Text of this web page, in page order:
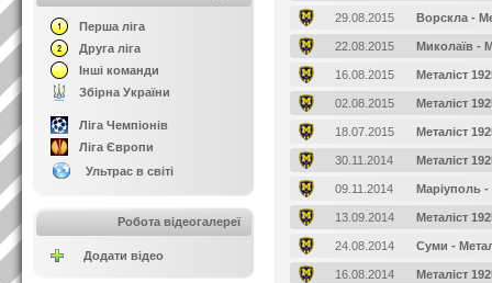
Перша ліга
Друга ліга
Інші команди
Збірна України
Ліга Чемпіонів
Ліга Європи
Ультрас в світі
Робота відеогалереї
Додати відео
29.08.2015 Ворскла -
22.08.2015 Миколаїв -
16.08.2015 Металіст
02.08.2015 Металіст
18.07.2015 Металіст
30.11.2014 Металіст
09.11.2014 Маріуполь -
13.09.2014 Металіст
24.08.2014 Суми -
16.08.2014 Металіст